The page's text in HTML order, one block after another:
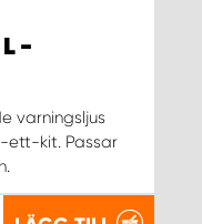
L -
varningsljus
kit. Passar